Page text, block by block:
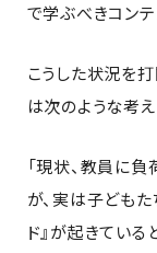
で学ぶべきコンテ
こうした状況を
は次のような考え
「現状、教員に
が、実は子ども
ド』が起きてい